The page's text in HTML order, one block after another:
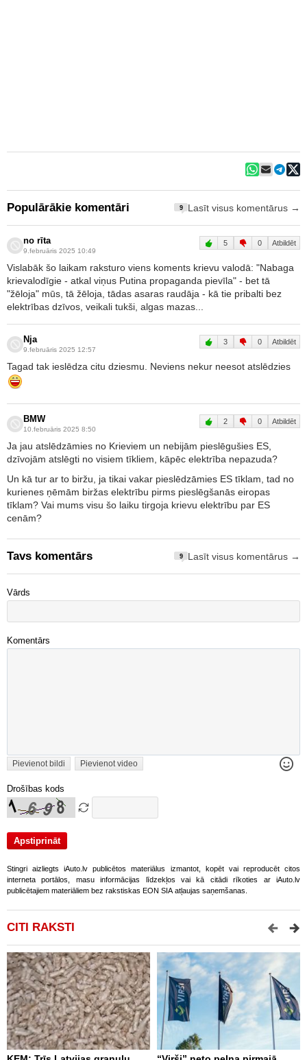
Populārākie komentāri 9 Lasīt visus komentārus →
no rīta
9.februāris 2025 10:49
5 0 Atbildēt
Vislabāk šo laikam raksturo viens koments krievu valodā: "Nabaga
krievalodīgie - atkal viņus Putina propaganda pievīla" - bet tā
"žēloja" mūs, tā žēloja, tādas asaras raudāja - kā tie pribalti bez
elektrības dzīvos, veikali tukši, algas mazas...
Nja
9.februāris 2025 12:57
3 0 Atbildēt
Tagad tak ieslēdza citu dziesmu. Neviens nekur neesot atslēdzies
BMW
10.februāris 2025 8:50
2 0 Atbildēt
Ja jau atslēdzāmies no Krieviem un nebijām pieslēgušies ES,
dzīvojām atslēgti no visiem tīkliem, kāpēc elektrība nepazuda?
Un kā tur ar to biržu, ja tikai vakar pieslēdzāmies ES tīklam, tad no
kurienes ņēmām biržas elektrību pirms pieslēgšanās eiropas
tīklam? Vai mums visu šo laiku tirgoja krievu elektrību par ES
cenām?
Tavs komentārs 9 Lasīt visus komentārus →
Vārds
Komentārs
Pievienot bildi Pievienot video
Drošības kods
Stingri aizliegts iAuto.lv publicētos materiālus izmantot, kopēt vai reproducēt citos
interneta portālos, masu informācijas līdzekļos vai kā citādi rīkoties ar iAuto.lv
publicētajiem materiāliem bez rakstiskas EON SIA atļaujas saņemšanas.
CITI RAKSTI